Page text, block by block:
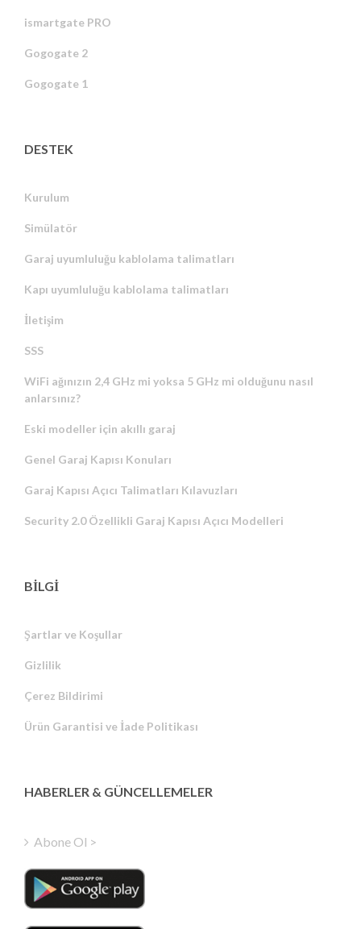
ismartgate PRO
Gogogate 2
Gogogate 1
DESTEK
Kurulum
Simülatör
Garaj uyumluluğu kablolama talimatları
Kapı uyumluluğu kablolama talimatları
İletişim
SSS
WiFi ağınızın 2,4 GHz mi yoksa 5 GHz mi olduğunu nasıl
anlarsınız?
Eski modeller için akıllı garaj
Genel Garaj Kapısı Konuları
Garaj Kapısı Açıcı Talimatları Kılavuzları
Security 2.0 Özellikli Garaj Kapısı Açıcı Modelleri
BİLGİ
Şartlar ve Koşullar
Gizlilik
Çerez Bildirimi
Ürün Garantisi ve İade Politikası
HABERLER & GÜNCELLEMELER
Abone Ol >